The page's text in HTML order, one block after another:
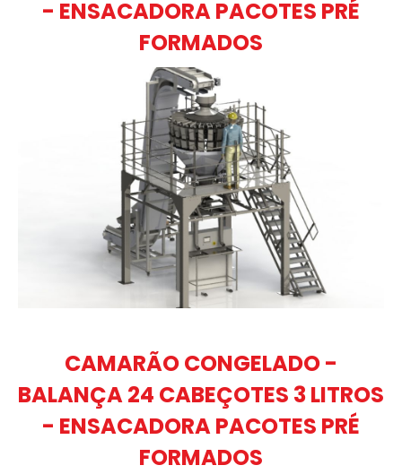
- ENSACADORA PACOTES PRÉ
FORMADOS
CAMARÃO CONGELADO -
BALANÇA 24 CABEÇOTES 3 LITROS
- ENSACADORA PACOTES PRÉ
FORMADOS